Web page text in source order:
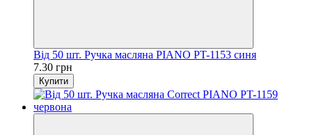
Від 50 шт. Ручка масляна PIANO PT-1153 синя
7.30 грн
Купити